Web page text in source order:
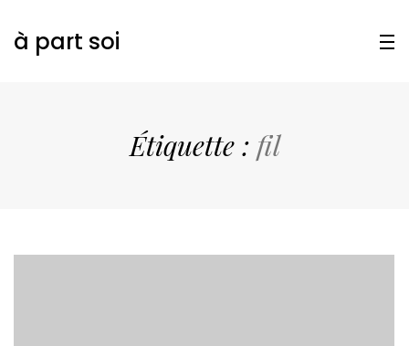
à part soi
Étiquette : fil